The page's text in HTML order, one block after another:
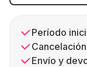
Período
Envío y